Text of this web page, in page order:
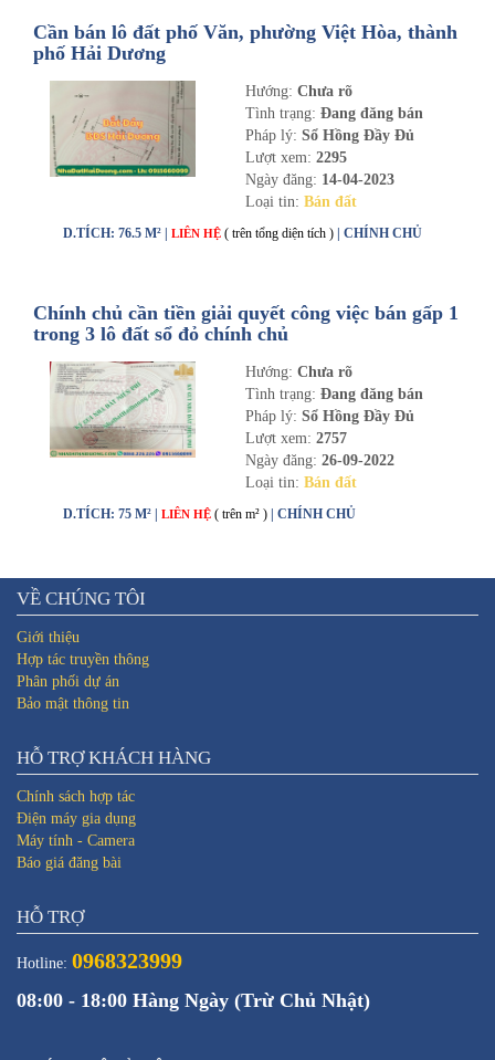
Cần bán lô đất phố Văn, phường Việt Hòa, thành
phố Hải Dương
Hướng: Chưa rõ
Tình trạng: Đang đăng bán
Pháp lý: Sổ Hồng Đầy Đủ
Lượt xem: 2295
Ngày đăng: 14-04-2023
Loại tin: Bán đất
D.TÍCH: 76.5 M² | LIÊN HỆ ( trên tổng diện tích ) | CHÍNH CHỦ
Chính chủ cần tiền giải quyết công việc bán gấp 1
trong 3 lô đất sổ đỏ chính chủ
Hướng: Chưa rõ
Tình trạng: Đang đăng bán
Pháp lý: Sổ Hồng Đầy Đủ
Lượt xem: 2757
Ngày đăng: 26-09-2022
Loại tin: Bán đất
D.TÍCH: 75 M² | LIÊN HỆ ( trên m² ) | CHÍNH CHỦ
VỀ CHÚNG TÔI
Giới thiệu
Hợp tác truyền thông
Phân phối dự án
Bảo mật thông tin
HỖ TRỢ KHÁCH HÀNG
Chính sách hợp tác
Điện máy gia dụng
Máy tính - Camera
Báo giá đăng bài
HỖ TRỢ
Hotline: 0968323999
08:00 - 18:00 Hàng Ngày (Trừ Chủ Nhật)